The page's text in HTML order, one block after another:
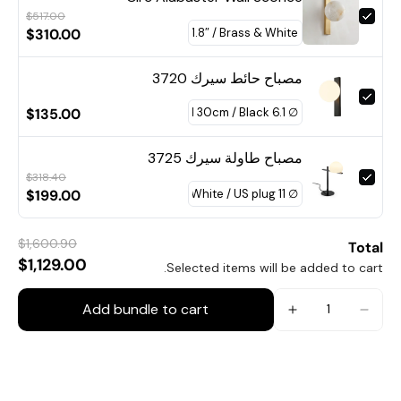
$517.00
$310.00
مصباح حائط سيرك 3720
$135.00
مصباح طاولة سيرك 3725
$318.40
$199.00
Total
Selected items will be added to cart.
$1,600.90
$1,129.00
Add bundle to cart